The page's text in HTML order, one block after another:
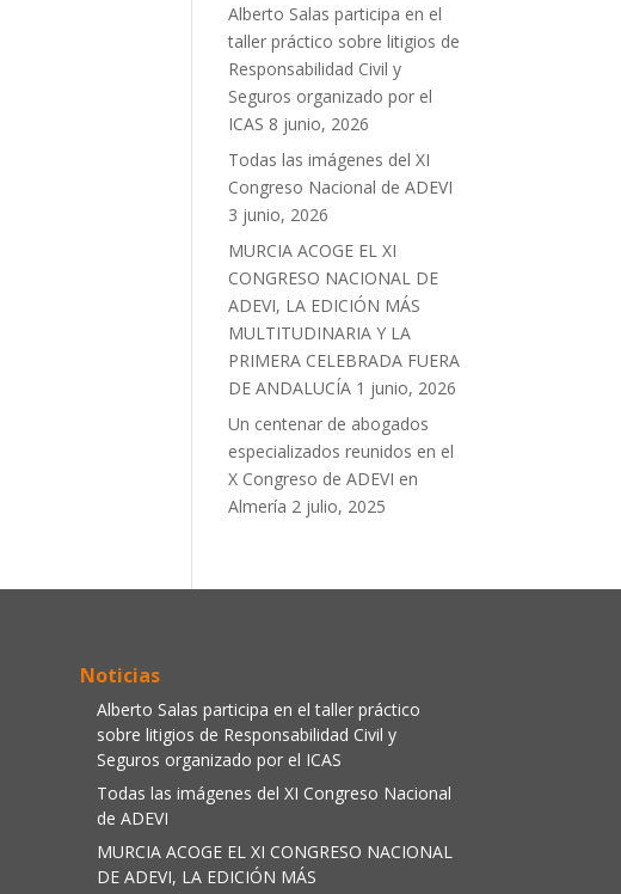
Alberto Salas participa en el
taller práctico sobre litigios de
Responsabilidad Civil y
Seguros organizado por el
ICAS 8 junio, 2026
Todas las imágenes del XI
Congreso Nacional de ADEVI
3 junio, 2026
MURCIA ACOGE EL XI
CONGRESO NACIONAL DE
ADEVI, LA EDICIÓN MÁS
MULTITUDINARIA Y LA
PRIMERA CELEBRADA FUERA
DE ANDALUCÍA 1 junio, 2026
Un centenar de abogados
especializados reunidos en el
X Congreso de ADEVI en
Almería 2 julio, 2025
Noticias
Alberto Salas participa en el taller práctico
sobre litigios de Responsabilidad Civil y
Seguros organizado por el ICAS
Todas las imágenes del XI Congreso Nacional
de ADEVI
MURCIA ACOGE EL XI CONGRESO NACIONAL
DE ADEVI, LA EDICIÓN MÁS